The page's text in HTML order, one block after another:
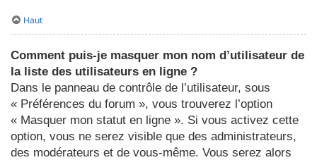
Haut
Comment puis-je masquer mon nom d’utilisateur de
la liste des utilisateurs en ligne ?
Dans le panneau de contrôle de l’utilisateur, sous
« Préférences du forum », vous trouverez l’option
« Masquer mon statut en ligne ». Si vous activez cette
option, vous ne serez visible que des administrateurs,
des modérateurs et de vous-même. Vous serez alors